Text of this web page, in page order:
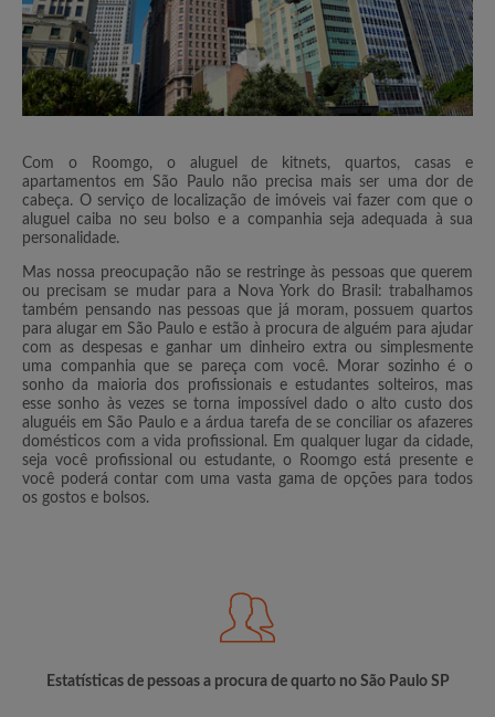
Com o Roomgo, o aluguel de kitnets, quartos, casas e
apartamentos em São Paulo não precisa mais ser uma dor de
cabeça. O serviço de localização de imóveis vai fazer com que o
aluguel caiba no seu bolso e a companhia seja adequada à sua
personalidade.
Mas nossa preocupação não se restringe às pessoas que querem
ou precisam se mudar para a Nova York do Brasil: trabalhamos
também pensando nas pessoas que já moram, possuem quartos
para alugar em São Paulo e estão à procura de alguém para ajudar
com as despesas e ganhar um dinheiro extra ou simplesmente
uma companhia que se pareça com você. Morar sozinho é o
sonho da maioria dos profissionais e estudantes solteiros, mas
esse sonho às vezes se torna impossível dado o alto custo dos
aluguéis em São Paulo e a árdua tarefa de se conciliar os afazeres
domésticos com a vida profissional. Em qualquer lugar da cidade,
seja você profissional ou estudante, o Roomgo está presente e
você poderá contar com uma vasta gama de opções para todos
os gostos e bolsos.
Estatísticas de pessoas a procura de quarto no São Paulo SP